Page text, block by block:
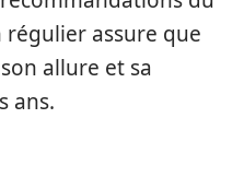
assure que
allure et sa
ans.